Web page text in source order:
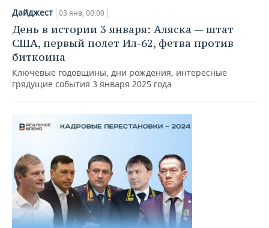
Дайджест 03 янв, 00:00
День в истории 3 января: Аляска — штат
США, первый полет Ил-62, фетва против
биткоина
Ключевые годовщины, дни рождения, интересные
грядущие события 3 января 2025 года